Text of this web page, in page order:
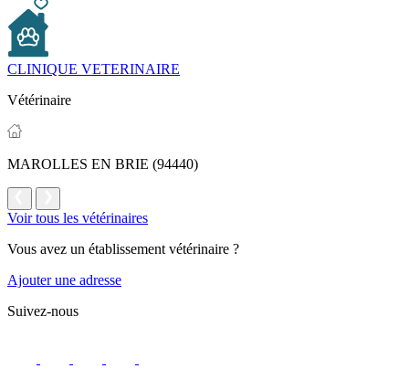
CLINIQUE VETERINAIRE
Vétérinaire
MAROLLES EN BRIE (94440)
Voir tous les vétérinaires
Vous avez un établissement vétérinaire ?
Ajouter une adresse
Suivez-nous